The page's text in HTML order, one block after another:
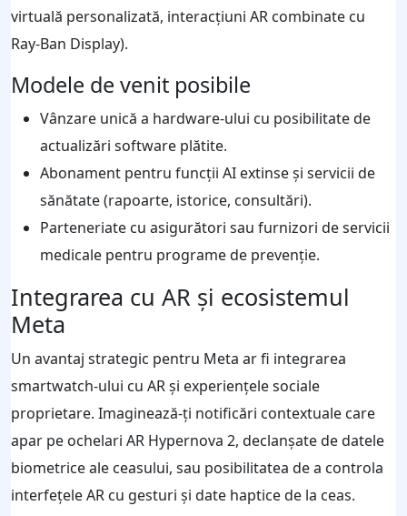
virtuală personalizată, interacțiuni AR combinate cu
Ray-Ban Display).
Modele de venit posibile
Vânzare unică a hardware-ului cu posibilitate de
actualizări software plătite.
Abonament pentru funcții AI extinse și servicii de
sănătate (rapoarte, istorice, consultări).
Parteneriate cu asigurători sau furnizori de servicii
medicale pentru programe de prevenție.
Integrarea cu AR și ecosistemul
Meta
Un avantaj strategic pentru Meta ar fi integrarea
smartwatch-ului cu AR și experiențele sociale
proprietare. Imaginează-ți notificări contextuale care
apar pe ochelari AR Hypernova 2, declanșate de datele
biometrice ale ceasului, sau posibilitatea de a controla
interfețele AR cu gesturi și date haptice de la ceas.